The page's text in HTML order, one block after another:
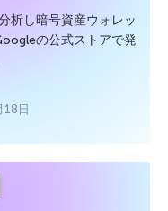
析し暗号資産ウォレッ
の公式ストアで発
18日